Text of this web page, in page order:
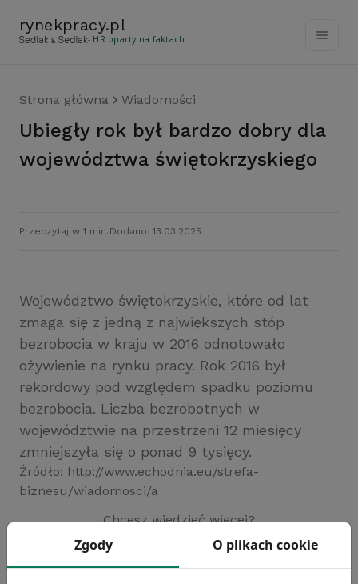
rynekpracy.pl
- HR oparty na faktach
Strona główna Wiadomości
Ubiegły rok był bardzo dobry dla
województwa świętokrzyskiego
Przeczytaj w 1 min. Dodano: 13.03.2025
Województwo świętokrzyskie, które od lat
zmaga się z jedną z największych stóp
bezrobocia w kraju w 2016 odnotowało
ożywienie na rynku pracy. Rok 2016 był
rekordowy pod względem spadku poziomu
bezrobocia. Liczba bezrobotnych w
województwie na przestrzeni 12 miesięcy
zmniejszyła się o ponad 9 tysięcy.
Źródło: http://www.echodnia.eu/strefa-
biznesu/wiadomosci/a
Chcesz wiedzieć więcej?
Zobacz więcej wiadomości
Zgody O plikach cookie